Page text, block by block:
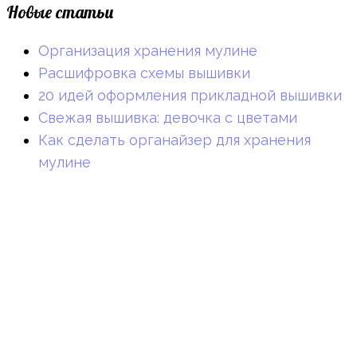
Новые статьи
Организация хранения мулине
Расшифровка схемы вышивки
20 идей оформления прикладной вышивки
Свежая вышивка: девочка с цветами
Как сделать органайзер для хранения
мулине